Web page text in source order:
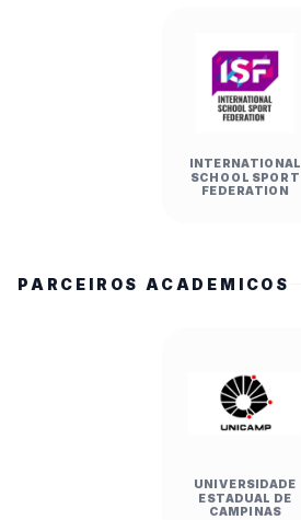
INTERNATIONAL
SCHOOL SPORT
FEDERATION
PARCEIROS ACADEMICOS
UNIVERSIDADE
ESTADUAL DE
CAMPINAS